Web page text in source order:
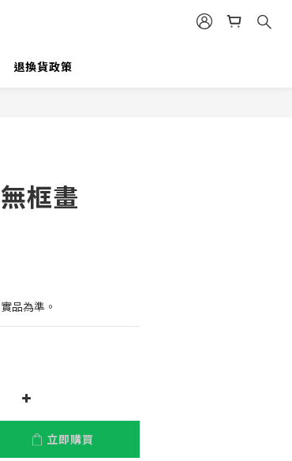
退換貨政策
框畫
品為準。
立即購買